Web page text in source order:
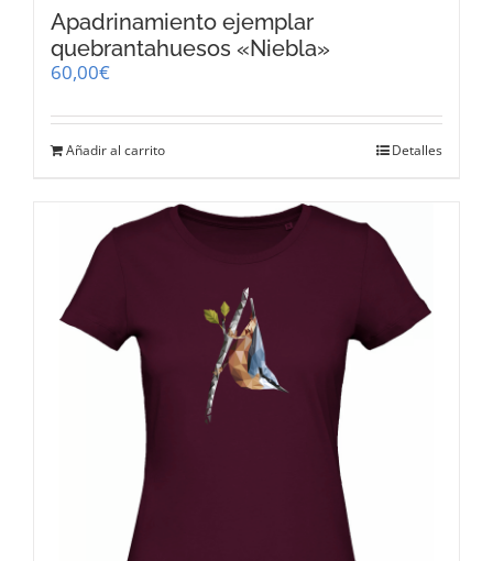
Apadrinamiento ejemplar
quebrantahuesos «Niebla»
60,00€
Añadir al carrito Detalles